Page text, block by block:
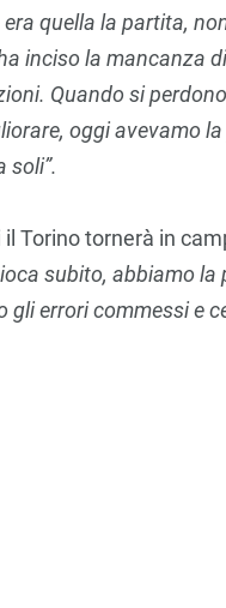
quella la partita,
inciso la mancanza
Quando si
oggi avevamo
soli”.
il Torino tornerà in
subito, abbiamo la
gli errori commessi e